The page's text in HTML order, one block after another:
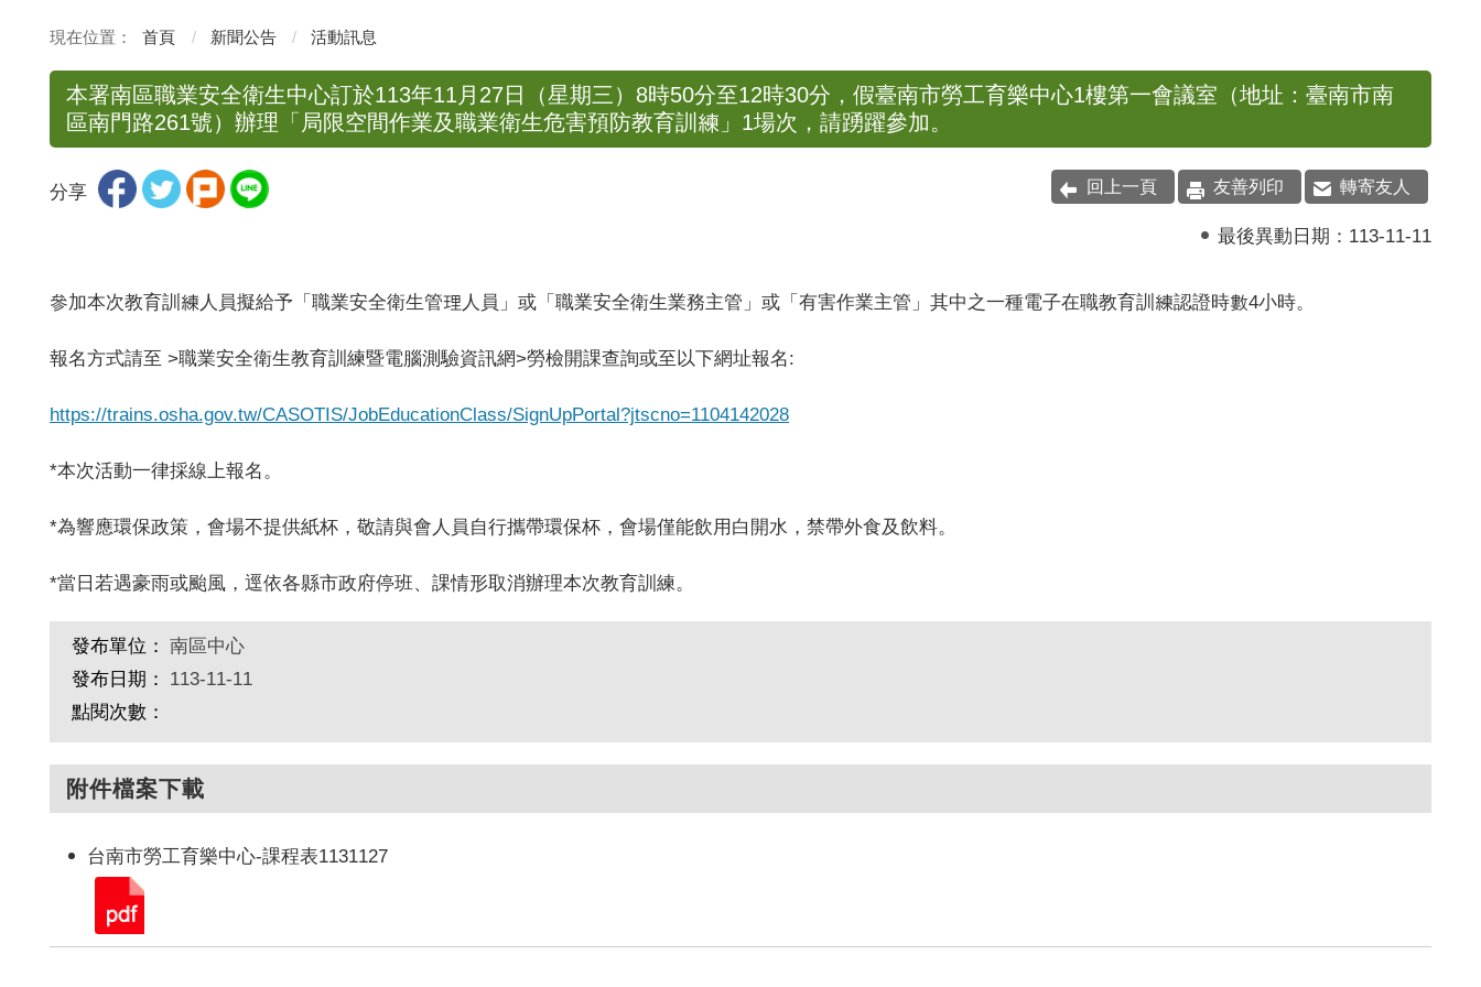
首頁 新聞公告 活動訊息
本署南區職業安全衛生中心訂於113年11月27日（星期三）8時50分至12時30分，假臺南市勞工育樂中心1樓第一會議室（地址：臺南市南
區南門路261號）辦理「局限空間作業及職業衛生危害預防教育訓練」1場次，請踴躍參加。
分享 回上一頁 友善列印 轉寄友人
最後異動日期： 113-11-11
參加本次教育訓練人員擬給予「職業安全衛生管理人員」或「職業安全衛生業務主管」或「有害作業主管」其中之一種電子在職教育訓練認證時數4小時。
報名方式請至 >職業安全衛生教育訓練暨電腦測驗資訊網>勞檢開課查詢或至以下網址報名:
https://trains.osha.gov.tw/CASOTIS/JobEducationClass/SignUpPortal?jtscno=1104142028
*本次活動一律採線上報名。
*為響應環保政策，會場不提供紙杯，敬請與會人員自行攜帶環保杯，會場僅能飲用白開水，禁帶外食及飲料。
*當日若遇豪雨或颱風，逕依各縣市政府停班、課情形取消辦理本次教育訓練。
發布單位： 南區中心
發布日期：
113-11-11
點閱次數：
附件檔案下載
台南市勞工育樂中心-課程表1131127